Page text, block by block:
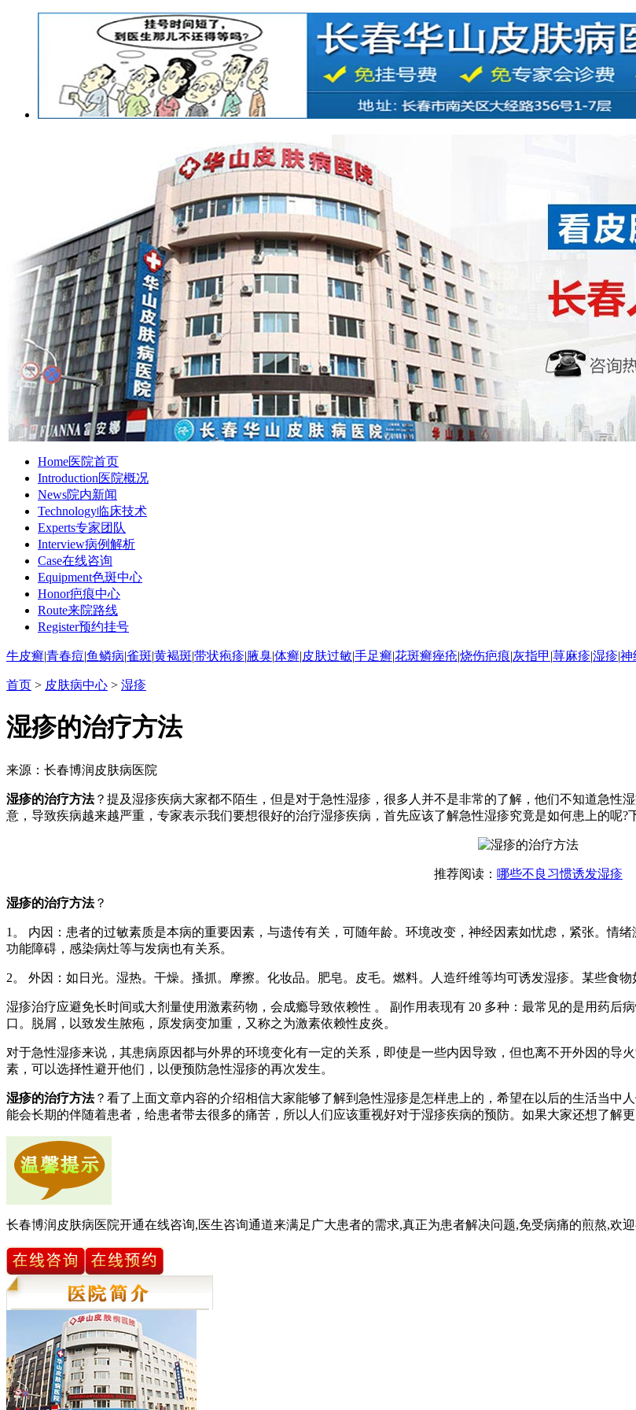
Home医院首页
Introduction医院概况
News院内新闻
Technology临床技术
Experts专家团队
Interview病例解析
Case在线咨询
Equipment色斑中心
Honor疤痕中心
Route来院路线
Register预约挂号
牛皮癣|青春痘|鱼鳞病|雀斑|黄褐斑|带状疱疹|腋臭|体癣|皮肤过敏|手足癣|花斑癣痤疮|烧伤疤痕|灰指甲 |荨麻疹|湿疹|神
首页 > 皮肤病中心 > 湿疹
湿疹的治疗方法
来源：长春博润皮肤病医院
湿疹的治疗方法？提及湿疹疾病大家都不陌生，但是对于急性湿疹，很多人并不是非常的了解，他们不知道急性
意，导致疾病越来越严重，专家表示我们要想很好的治疗湿疹疾病，首先应该了解急性湿疹究竟是如何患上的呢?
推荐阅读： 哪些不良习惯诱发湿疹
湿疹的治疗方法？
1。 内因：患者的过敏素质是本病的重要因素，与遗传有关，可随年龄。环境改变，神经因素如忧虑，紧张。情
功能障碍，感染病灶等与发病也有关系。
2。 外因：如日光。湿热。干燥。搔抓。摩擦。化妆品。肥皂。皮毛。燃料。人造纤维等均可诱发湿疹。某些食物
湿疹治疗应避免长时间或大剂量使用激素药物，会成瘾导致依赖性 。 副作用表现有 20 多种：最常见的是用药后
口。脱屑，以致发生脓疱，原发病变加重，又称之为激素依赖性皮炎。
对于急性湿疹来说，其患病原因都与外界的环境变化有一定的关系，即使是一些内因导致，但也离不开外因的导
素，可以选择性避开他们，以便预防急性湿疹的再次发生。
湿疹的治疗方法？看了上面文章内容的介绍相信大家能够了解到急性湿疹是怎样患上的，希望在以后的生活当中
能会长期的伴随着患者，给患者带去很多的痛苦，所以人们应该重视好对于湿疹疾病的预防。如果大家还想了解
长春博润皮肤病医院开通在线咨询,医生咨询通道来满足广大患者的需求,真正为患者解决问题,免受病痛的煎熬,欢